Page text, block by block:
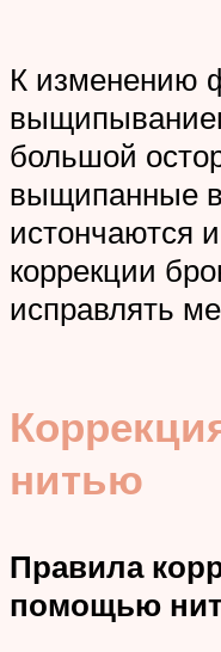
К изменению
большой
выщипанные
истончаются
коррекции
исправлять
нитью
Правила
помощью